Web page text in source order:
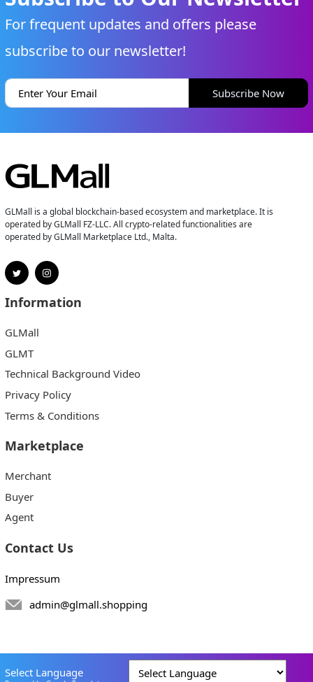
For frequent updates and offers please
subscribe to our newsletter!
Subscribe Now
GLMall is a global blockchain-based ecosystem and marketplace. It is
operated by GLMall FZ-LLC. All crypto-related functionalities are
operated by GLMall Marketplace Ltd., Malta.
Information
GLMall
GLMT
Technical Background Video
Privacy Policy
Terms & Conditions
Marketplace
Merchant
Buyer
Agent
Contact Us
Impressum
admin@glmall.shopping
Select Language